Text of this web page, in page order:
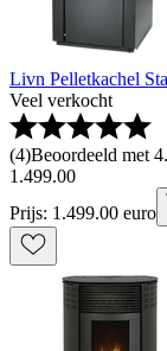
Livn Pelletkachel
Veel verkocht
(4)Beoordeeld met
1 .499.00
Prijs: 1.499.00 euro